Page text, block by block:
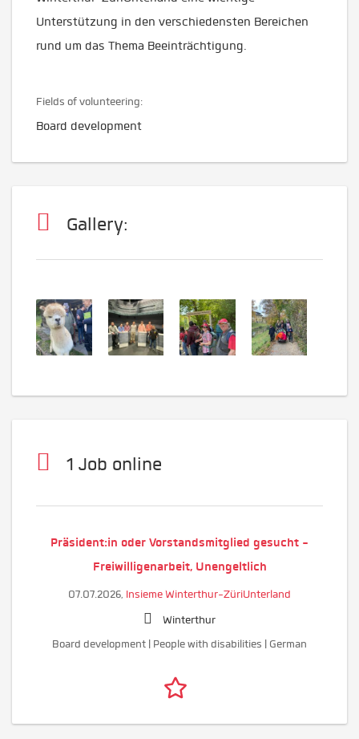
Unterstützung in den verschiedensten Bereichen
rund um das Thema Beeinträchtigung.
Fields of volunteering:
Board development
Gallery:
1 Job online
Präsident:in oder Vorstandsmitglied gesucht -
Freiwilligenarbeit, Unengeltlich
07.07.2026, Insieme Winterthur-ZüriUnterland
Winterthur
Board development | People with disabilities | German